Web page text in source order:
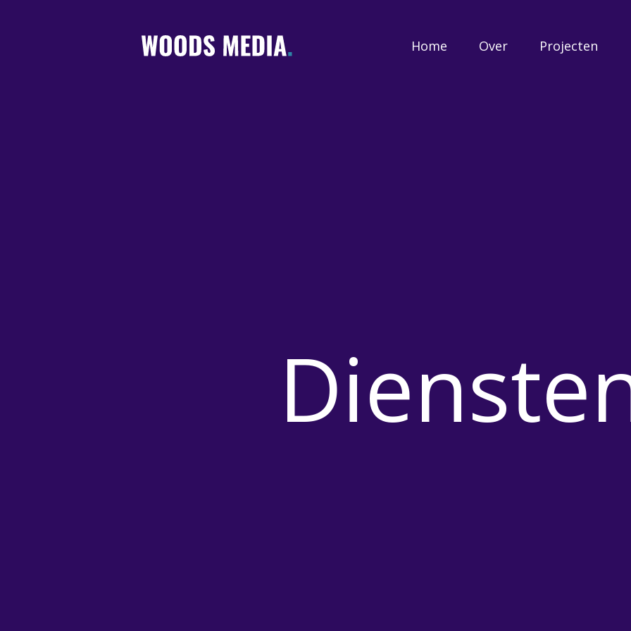
Home Over Projecten